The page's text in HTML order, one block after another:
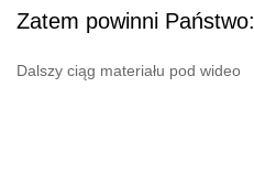
Zatem powinni Państwo:
Dalszy ciąg materiału pod wideo